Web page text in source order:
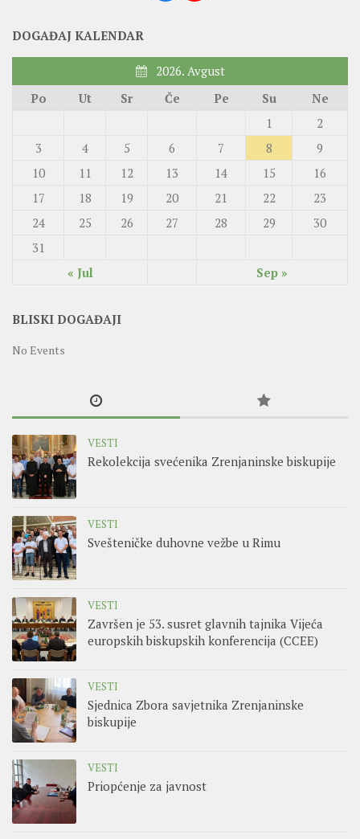
DOGAĐAJ KALENDAR
2026. Avgust
Po
Ut Sr Če Pe Su Ne
« Jul Sep »
1
2
3
4 5 6 7 8
9
10
11 12 13 14 15
16
17
18 19 20 21 22
23
24
25 26 27 28 29
30
31
BLISKI DOGAĐAJI
No Events
VESTI
Rekolekcija svećenika Zrenjaninske biskupije
VESTI
Svešteničke duhovne vežbe u Rimu
VESTI
Završen je 53. susret glavnih tajnika Vijeća
europskih biskupskih konferencija (CCEE)
VESTI
Sjednica Zbora savjetnika Zrenjaninske
biskupije
VESTI
Priopćenje za javnost